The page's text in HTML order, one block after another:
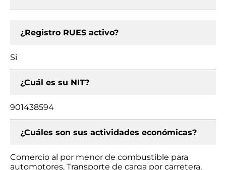
¿Registro RUES activo?
Si
¿Cuál es su NIT?
901438594
¿Cuáles son sus actividades económicas?
Comercio al por menor de combustible para
automotores, Transporte de carga por carretera,